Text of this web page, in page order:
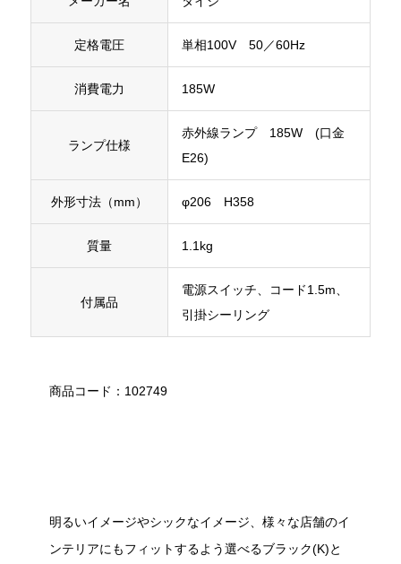
定格電圧 単相100V 50／60Hz
消費電力 185W
ランプ仕様
赤外線ランプ 185W (口金
E26)
外形寸法（mm） φ206 H358
質量 1.1kg
付属品
電源スイッチ、コード1.5m、
引掛シーリング
商品コード：102749
明るいイメージやシックなイメージ、様々な店舗のイ
ンテリアにもフィットするよう選べるブラック(K)と